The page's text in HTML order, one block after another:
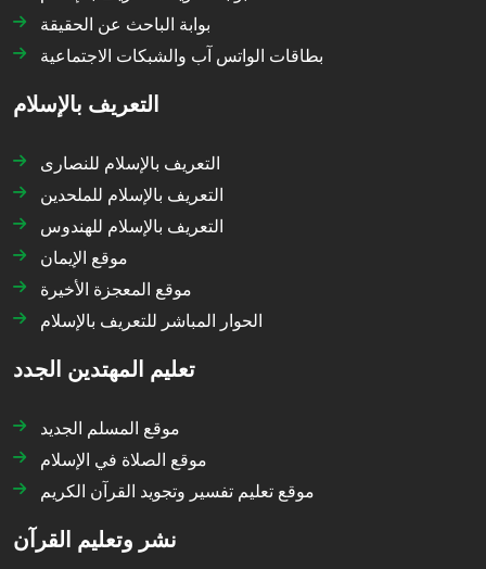
بوابة الباحث عن الحقيقة
بطاقات الواتس آب والشبكات الاجتماعية
التعريف بالإسلام
التعريف بالإسلام للنصارى
التعريف بالإسلام للملحدين
التعريف بالإسلام للهندوس
موقع الإيمان
موقع المعجزة الأخيرة
الحوار المباشر للتعريف بالإسلام
تعليم المهتدين الجدد
موقع المسلم الجديد
موقع الصلاة في الإسلام
موقع تعليم تفسير وتجويد القرآن الكريم
نشر وتعليم القرآن